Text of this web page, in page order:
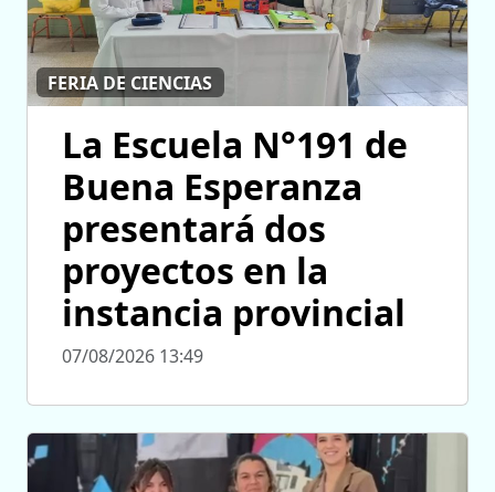
FERIA DE CIENCIAS
La Escuela N°191 de
Buena Esperanza
presentará dos
proyectos en la
instancia provincial
07/08/2026 13:49